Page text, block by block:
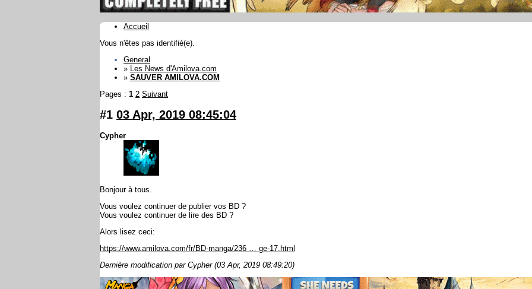
Accueil
Vous n'êtes pas identifié(e).
General
» Les News d'Amilova.com
» SAUVER AMILOVA.COM
Pages : 1 2 Suivant
#1 03 Apr, 2019 08:45:04
Cypher
Bonjour à tous.
Vous voulez continuer de publier vos BD ?
Vous voulez continuer de lire des BD ?
Alors lisez ceci:
https://www.amilova.com/fr/BD-manga/236 … ge-17.html
Dernière modification par Cypher (03 Apr, 2019 08:49:20)